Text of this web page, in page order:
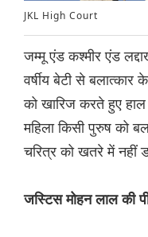
JKL High Court
जम्मू एंड कश्मीर एंड
वर्षीय बेटी से बलात्कार
को खारिज करते हुए
महिला किसी पुरुष को
चरित्र को खतरे में नहीं
जस्टिस मोहन लाल की